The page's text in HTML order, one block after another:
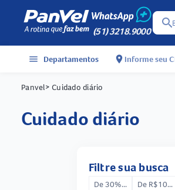
(51) 3218.9000
search
menu Departamentos location_on Informe seu
Panvel> Cuidado diário
cuidado diário
Filtre sua busca
De 30%... De R$10...